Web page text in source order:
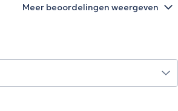
Meer beoordelingen weergeven